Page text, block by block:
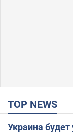
TOP NEWS
Украина